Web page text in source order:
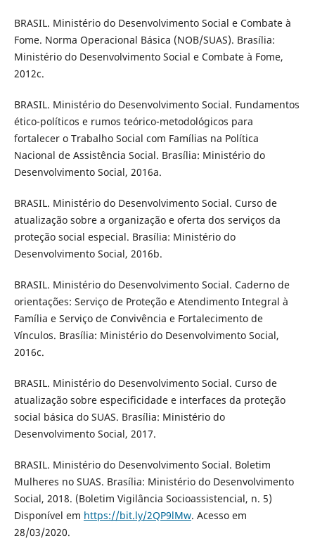
BRASIL. Ministério do Desenvolvimento Social e Combate à
Fome. Norma Operacional Básica (NOB/SUAS). Brasília:
Ministério do Desenvolvimento Social e Combate à Fome,
2012c.
BRASIL. Ministério do Desenvolvimento Social. Fundamentos
ético-políticos e rumos teórico-metodológicos para
fortalecer o Trabalho Social com Famílias na Política
Nacional de Assistência Social. Brasília: Ministério do
Desenvolvimento Social, 2016a.
BRASIL. Ministério do Desenvolvimento Social. Curso de
atualização sobre a organização e oferta dos serviços da
proteção social especial. Brasília: Ministério do
Desenvolvimento Social, 2016b.
BRASIL. Ministério do Desenvolvimento Social. Caderno de
orientações: Serviço de Proteção e Atendimento Integral à
Família e Serviço de Convivência e Fortalecimento de
Vínculos. Brasília: Ministério do Desenvolvimento Social,
2016c.
BRASIL. Ministério do Desenvolvimento Social. Curso de
atualização sobre especificidade e interfaces da proteção
social básica do SUAS. Brasília: Ministério do
Desenvolvimento Social, 2017.
BRASIL. Ministério do Desenvolvimento Social. Boletim
Mulheres no SUAS. Brasília: Ministério do Desenvolvimento
Social, 2018. (Boletim Vigilância Socioassistencial, n. 5)
Disponível em https://bit.ly/2QP9lMw. Acesso em
28/03/2020.